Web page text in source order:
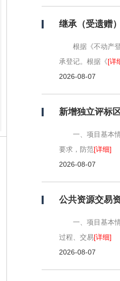
继承（受遗赠
根据《不动产
承登记。根据《[详
2026-08-07
新增独立评标
一、项目基本
要求，防范[详细]
2026-08-07
公共资源交易
一、项目基本
过程、交易[详细]
2026-08-07